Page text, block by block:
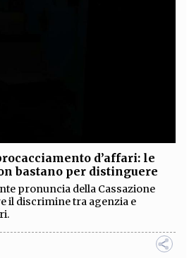
d’affari: le
bastano per distinguere
pronuncia della Cassazione
il discrimine tra agenzia e